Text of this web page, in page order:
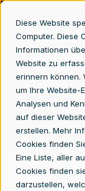
Diese Website
Computer. Diese
Informationen
Website zu
erinnern können.
um Ihre Website-
Analysen und
auf dieser
erstellen. Mehr
Cookies finden
Eine Liste, aller
Cookies finden
darzustellen,